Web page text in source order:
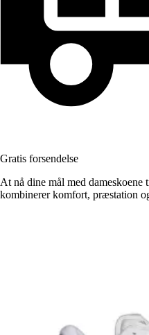
Gratis forsendelse
At nå dine mål med dameskoene
kombinerer komfort, præstation